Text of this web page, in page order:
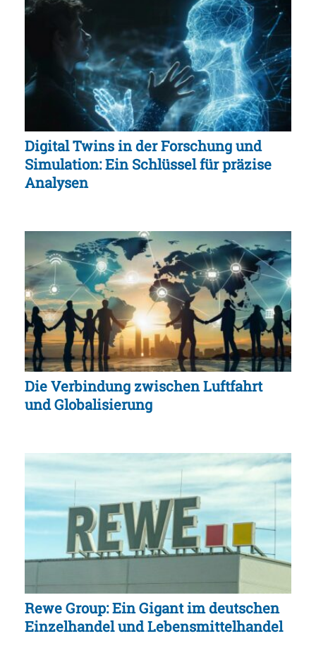
Digital Twins in der Forschung und
Simulation: Ein Schlüssel für präzise
Analysen
Die Verbindung zwischen Luftfahrt
und Globalisierung
Rewe Group: Ein Gigant im deutschen
Einzelhandel und Lebensmittelhandel